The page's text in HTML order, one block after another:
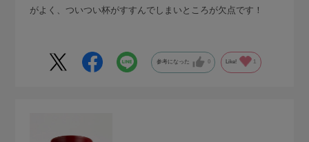
がよく、ついつい杯がすすんでしまいところが欠点です！
参考になった 0 Like! 1